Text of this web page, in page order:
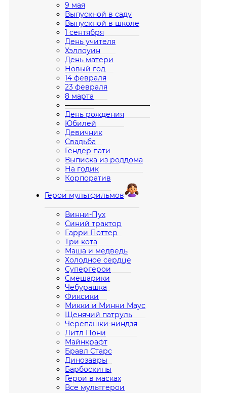
9 мая
Выпускной в саду
Выпускной в школе
1 сентября
День учителя
Хэллоуин
День матери
Новый год
14 февраля
23 февраля
8 марта
————————————
День рождения
Юбилей
Девичник
Свадьба
Гендер пати
Выписка из роддома
На годик
Корпоратив
Герои мультфильмов
Винни-Пух
Синий трактор
Гарри Поттер
Три кота
Маша и медведь
Холодное сердце
Супергерои
Смешарики
Чебурашка
Фиксики
Микки и Минни Маус
Щенячий патруль
Черепашки-ниндзя
Литл Пони
Майнкрафт
Бравл Старс
Динозавры
Барбоскины
Герои в масках
Все мультгерои